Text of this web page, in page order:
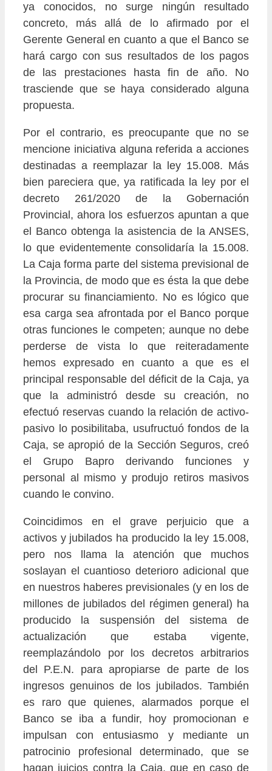
ya conocidos, no surge ningún resultado
concreto, más allá de lo afirmado por el
Gerente General en cuanto a que el Banco se
hará cargo con sus resultados de los pagos
de las prestaciones hasta fin de año. No
trasciende que se haya considerado alguna
propuesta.
Por el contrario, es preocupante que no se
mencione iniciativa alguna referida a acciones
destinadas a reemplazar la ley 15.008. Más
bien pareciera que, ya ratificada la ley por el
decreto 261/2020 de la Gobernación
Provincial, ahora los esfuerzos apuntan a que
el Banco obtenga la asistencia de la ANSES,
lo que evidentemente consolidaría la 15.008.
La Caja forma parte del sistema previsional de
la Provincia, de modo que es ésta la que debe
procurar su financiamiento. No es lógico que
esa carga sea afrontada por el Banco porque
otras funciones le competen; aunque no debe
perderse de vista lo que reiteradamente
hemos expresado en cuanto a que es el
principal responsable del déficit de la Caja, ya
que la administró desde su creación, no
efectuó reservas cuando la relación de activo-
pasivo lo posibilitaba, usufructuó fondos de la
Caja, se apropió de la Sección Seguros, creó
el Grupo Bapro derivando funciones y
personal al mismo y produjo retiros masivos
cuando le convino.
Coincidimos en el grave perjuicio que a
activos y jubilados ha producido la ley 15.008,
pero nos llama la atención que muchos
soslayan el cuantioso deterioro adicional que
en nuestros haberes previsionales (y en los de
millones de jubilados del régimen general) ha
producido la suspensión del sistema de
actualización que estaba vigente,
reemplazándolo por los decretos arbitrarios
del P.E.N. para apropiarse de parte de los
ingresos genuinos de los jubilados. También
es raro que quienes, alarmados porque el
Banco se iba a fundir, hoy promocionan e
impulsan con entusiasmo y mediante un
patrocinio profesional determinado, que se
hagan juicios contra la Caja, que en caso de